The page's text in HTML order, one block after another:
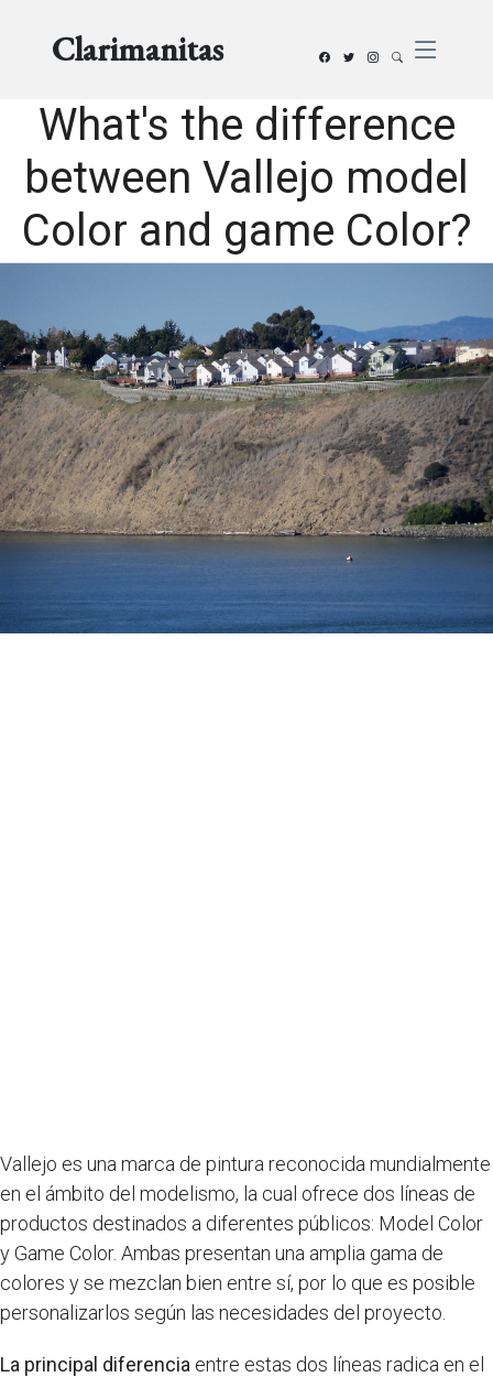
Clarimanitas
What's the difference
between Vallejo model
Color and game Color?
Vallejo es una marca de pintura reconocida mundialmente
en el ámbito del modelismo, la cual ofrece dos líneas de
productos destinados a diferentes públicos: Model Color
y Game Color. Ambas presentan una amplia gama de
colores y se mezclan bien entre sí, por lo que es posible
personalizarlos según las necesidades del proyecto.
La principal diferencia entre estas dos líneas radica en el